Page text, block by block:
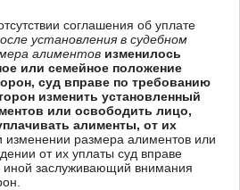
соглашения об уплате
установления в судебном
алиментов изменилось
или семейное положение
суд вправе по требованию
изменить установленный
или освободить лицо,
алименты, от их
изменении размера алиментов или
от их уплаты суд вправе
иной заслуживающий внимания